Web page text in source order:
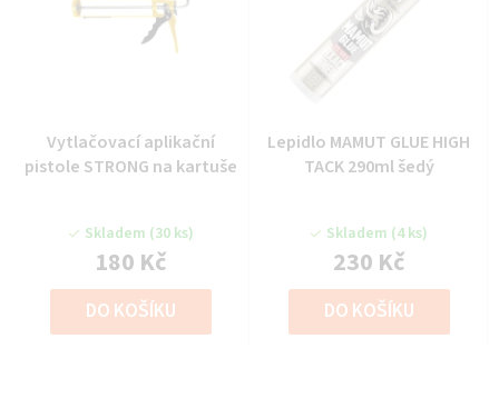
Vytlačovací aplikační
pistole STRONG na kartuše
Skladem (30 ks)
180 Kč
DO KOŠÍKU
Lepidlo MAMUT GLUE HIGH
TACK 290ml šedý
Skladem (4 ks)
230 Kč
DO KOŠÍKU